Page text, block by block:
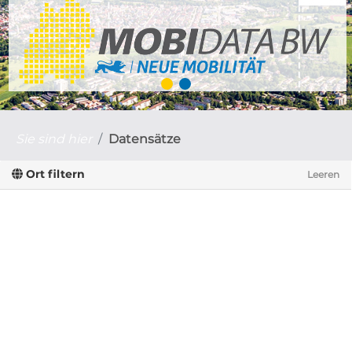
Datensätze
Ort filtern Leeren